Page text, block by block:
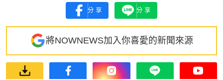
分享 分享
將NOWNEWS加入你喜愛的新聞來源